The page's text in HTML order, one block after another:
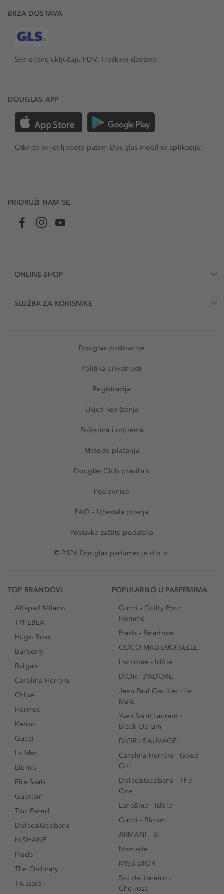
BRZA DOSTAVA
Sve cijene uključuju PDV.Troškovi dostave.
DOUGLAS APP
Otkrijte svijet ljepote putem Douglas mobilne aplikacije.
PRIDRUŽI NAM SE
ONLINE-SHOP
SLUŽBA ZA KORISNIKE
Douglas poslovnice
Politika privatnosti
Registracija
Uvjeti korištenja
Poštarina i otprema
Metode plaćanja
Douglas Club pravilnik
Poslovnice
FAQ – Učestala pitanja
Postavke zaštite podataka
© 2026 Douglas parfumerije d.o.o.
TOP BRANDOVI
Alfaparf Milano
TYPEBEA
Hugo Boss
Burberry
Bvlgari
Carolina Herrera
Chloé
Hermes
Kenzo
Gucci
La Mer
Elemis
Elie Saab
Guerlain
Too Faced
Dolce&Gabbana
NISHANE
Prada
The Ordinary
Trussardi
POPULARNO U PARFEMIMA
Gucci - Guilty Pour
Homme
Prada - Paradoxe
COCO MADEMOISELLE
Lancôme - Idôle
DIOR - J’ADORE
Jean Paul Gaultier - Le
Male
Yves Saint Laurent -
Black Opium
DIOR - SAUVAGE
Carolina Herrera - Good
Girl
Dolce&Gabbana - The
One
Lancôme - Idôle
Gucci - Bloom
ARMANI - Sì
Nomade
MISS DIOR
Sol de Janeiro -
Cheirosa